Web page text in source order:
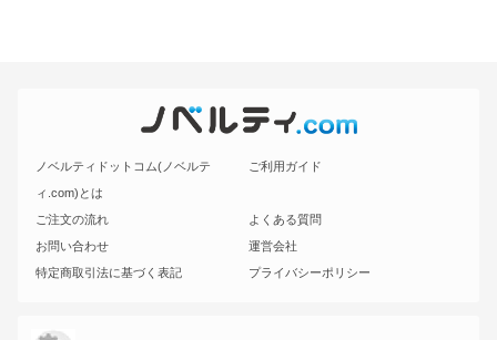
ノベルティドットコム(ノベルテ
ィ.com)とは
ご利用ガイド
ご注文の流れ
よくある質問
お問い合わせ
運営会社
特定商取引法に基づく表記
プライバシーポリシー